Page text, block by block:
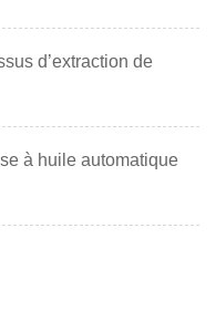
d’extraction de
à huile automatique